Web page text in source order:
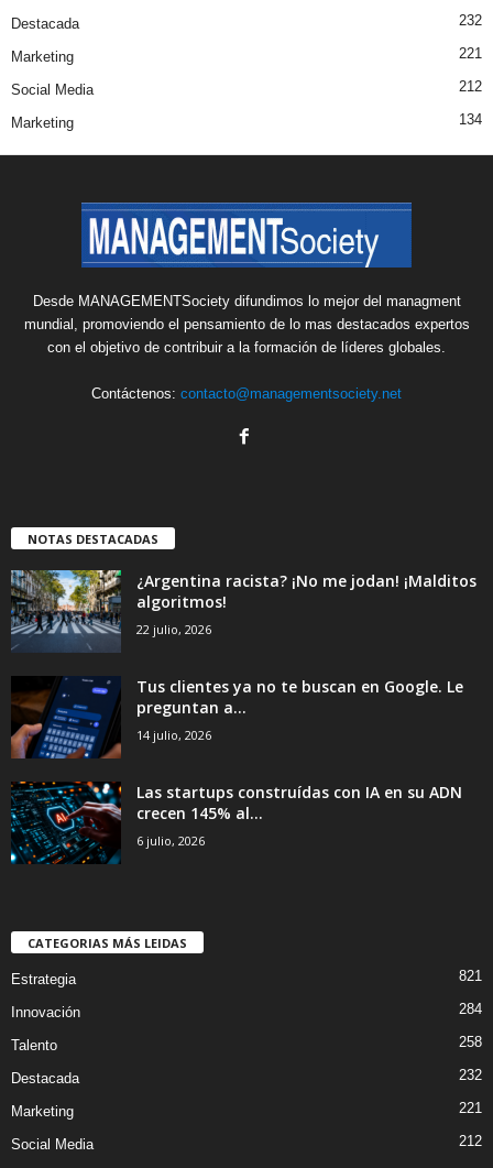
Destacada 232
Marketing 221
Social Media 212
Marketing 134
Desde MANAGEMENTSociety difundimos lo mejor del managment
mundial, promoviendo el pensamiento de lo mas destacados expertos
con el objetivo de contribuir a la formación de líderes globales.
Contáctenos: contacto@managementsociety.net
NOTAS DESTACADAS
¿Argentina racista? ¡No me jodan! ¡Malditos
algoritmos!
22 julio, 2026
Tus clientes ya no te buscan en Google. Le
preguntan a...
14 julio, 2026
Las startups construídas con IA en su ADN
crecen 145% al...
6 julio, 2026
CATEGORIAS MÁS LEIDAS
Estrategia 821
Innovación 284
Talento 258
Destacada 232
Marketing 221
Social Media
212